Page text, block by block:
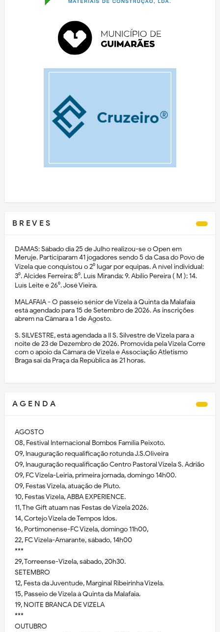
B R E V E S
DAMAS: Sábado dia 25 de Julho realizou-se o Open em
Meruje. Participaram 41 jogadores sendo 5 da Casa do Povo de
Vizela que conquistou o 2⁰ lugar por equipas. A nível individual:
3⁰. Alcides Ferreira; 8⁰. Luís Miranda; 9. Abílio Pereira ( M ); 14.
Luís Leite e 26⁰. José Vieira.
MALAFAIA - O passeio sénior de Vizela à Quinta da Malafaia
está agendado para 15 de Setembro de 2026. As inscrições
abrem na Câmara a 1 de Agosto.
S. SILVESTRE, está agendada a II S. Silvestre de Vizela para a
noite de 23 de Dezembro de 2026. Promovida pela Vizela Corre
com o apoio da Câmara de Vizela e Associação Atletismo
Braga sai da Praça da República às 21 horas.
A G E N D A
AGOSTO
08, Festival Internacional Bombos Família Peixoto.
09, Inauguração requalificação rotunda J.S.Oliveira
09, Inauguração requalificação Centro Pastoral Vizela S. Adrião
09, FC Vizela-Leiria, primeira jornada, domingo 14h00.
09, Festas Vizela, atuação de Pluto.
10, Festas Vizela, ABBA EXPERIENCE.
11, The Gift atuam nas Festas de Vizela 2026.
14, Cortejo Vizela de Tempos Idos.
16, Portimonense-FC Vizela, domingo 11h00,
22, FC Vizela-Amarante, sábado, 14h00
***
29, Torreense-Vizela, sábado, 20h30.
SETEMBRO
12, Festa da Juventude, Marginal Ribeirinha Vizela.
15, Passeio de Vizela à Quinta da Malafaia.
19, NOITE BRANCA DE VIZELA
***
OUTUBRO